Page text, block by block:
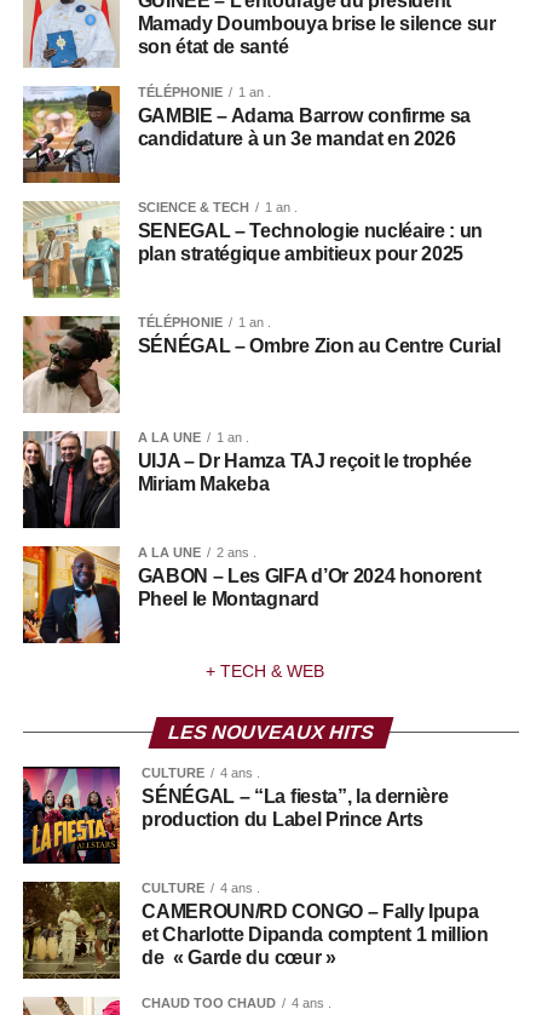
Mamady Doumbouya brise le silence sur
son état de santé
TÉLÉPHONIE 1 an .
GAMBIE – Adama Barrow confirme sa
candidature à un 3e mandat en 2026
SCIENCE & TECH 1 an .
SENEGAL – Technologie nucléaire : un
plan stratégique ambitieux pour 2025
TÉLÉPHONIE 1 an .
SÉNÉGAL – Ombre Zion au Centre Curial
A LA UNE 1 an .
UIJA – Dr Hamza TAJ reçoit le trophée
Miriam Makeba
A LA UNE 2 ans .
GABON – Les GIFA d’Or 2024 honorent
Pheel le Montagnard
+ TECH & WEB
LES NOUVEAUX HITS
CULTURE 4 ans .
SÉNÉGAL – “La fiesta”, la dernière
production du Label Prince Arts
CULTURE 4 ans .
CAMEROUN/RD CONGO – Fally Ipupa
et Charlotte Dipanda comptent 1 million
de « Garde du cœur »
CHAUD TOO CHAUD 4 ans .